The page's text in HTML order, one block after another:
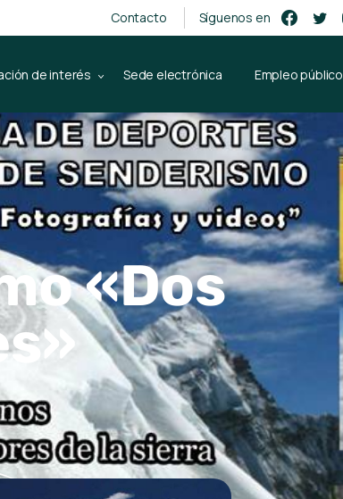
Contacto Síguenos en
de interés Sede electrónica Empleo público
«Dos